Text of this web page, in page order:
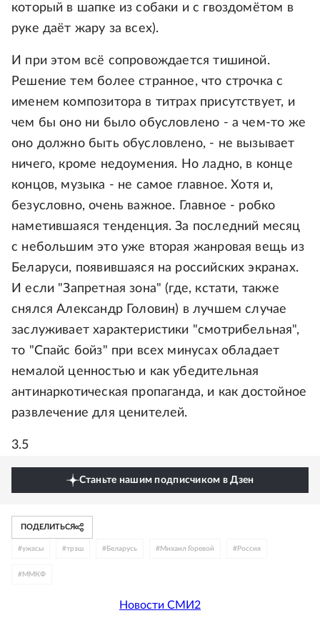
который в шапке из собаки и с гвоздомётом в
руке даёт жару за всех).
И при этом всё сопровождается тишиной.
Решение тем более странное, что строчка с
именем композитора в титрах присутствует, и
чем бы оно ни было обусловлено - а чем-то же
оно должно быть обусловлено, - не вызывает
ничего, кроме недоумения. Но ладно, в конце
концов, музыка - не самое главное. Хотя и,
безусловно, очень важное. Главное - робко
наметившаяся тенденция. За последний месяц
с небольшим это уже вторая жанровая вещь из
Беларуси, появившаяся на российских экранах.
И если "Запретная зона" (где, кстати, также
снялся Александр Головин) в лучшем случае
заслуживает характеристики "смотрибельная",
то "Спайс бойз" при всех минусах обладает
немалой ценностью и как убедительная
антинаркотическая пропаганда, и как достойное
развлечение для ценителей.
3.5
Станьте нашим подписчиком в Дзен
ПОДЕЛИТЬСЯ
#ужасы #трэш # Беларусь # Михаил Горевой # Россия
# ММКФ
Новости СМИ2